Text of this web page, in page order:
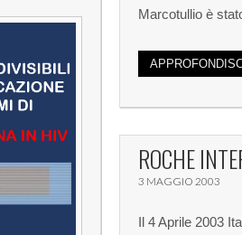
Marcotullio è
ROCHE
3 MAGGIO 2003
Il 4 Aprile 2003